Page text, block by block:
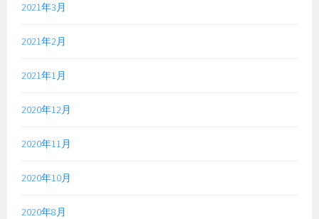
2021年3月
2021年2月
2021年1月
2020年12月
2020年11月
2020年10月
2020年8月